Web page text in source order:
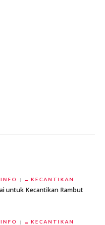
INFO KECANTIKAN
untuk Kecantikan Rambut
INFO KECANTIKAN